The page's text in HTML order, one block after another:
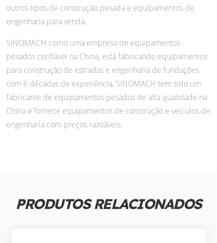
outros tipos de construção pesada e equipamentos de
engenharia para venda.
SINOMACH como uma empresa de equipamentos
pesados confiável na China, está fabricando equipamentos
para construção de estradas e engenharia de fundações
com 6 décadas de experiência, SINOMACH tem sido um
fabricante de equipamentos pesados de alta qualidade na
China e fornece equipamentos de construção e veículos de
engenharia com preços razoáveis.
PRODUTOS RELACIONADOS